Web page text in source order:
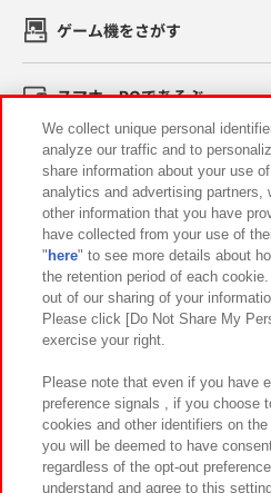
ゲーム機をさがす
スマホ・PCであそぶ
イベント・キャンペーン
関連会社 サステナビリ
プライバシーポリシー ウェブア
お取引先さまとともに
カスタマーハラスメント対応方針
We collect unique personal
analyze our traffic and to
share information about your use
analytics and advertising partners,
other information that you have
have collected from your use of
" here" to see more details about
the retention period of each
out of our sharing of your
Please click [Do Not Share My
exercise your right.
Please note that even if you have
preference signals , if you choose
cookies and other identifiers on
you will be deemed to have
regardless of the opt-out
understand and agree to this